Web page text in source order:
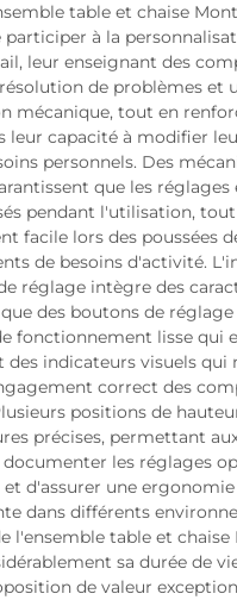
table et chaise
participer à la
leur enseignant des
de problèmes et
mécanique, tout en
leur capacité à modifier
personnels. Des
que les réglages
pendant l'utilisation,
facile lors des poussées
de besoins d'activité.
réglage intègre des
des boutons de
fonctionnement lisse qui
des indicateurs visuels
correct des
positions de
précises, permettant
documenter les réglages
d'assurer une ergonomie
dans différents
l'ensemble table et chaise
sa durée de
de valeur